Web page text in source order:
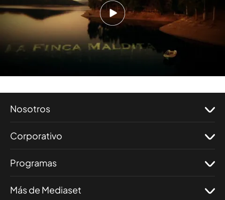
Compartir
un terreno marcado por la tragedia y lo
desconocido en Cazalla de la Sierra (Sevilla).
Nosotros
Corporativo
Programas
Más de Mediaset